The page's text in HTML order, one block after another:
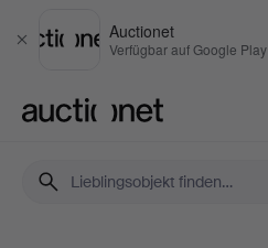
Schließen
Auctionet
Verfügbar auf Google Play